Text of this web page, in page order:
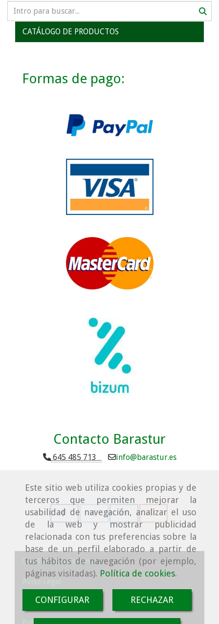
Este sitio web utiliza cookies propias y de
terceros que permiten mejorar la
usabilidad de navegación, analizar el uso
de la web y mostrar publicidad
relacionada con tus preferencias sobre la
base de un perfil elaborado a partir de
tus hábitos de navegación (por ejemplo,
páginas visitadas). Política de cookies.
CONFIGURAR RECHAZAR
CATÁLOGO DE PRODUCTOS
Formas de pago:
Contacto Barastur
645 485 713 info barastur.es
Condiciones de venta
Aviso Legal
Política de cookies